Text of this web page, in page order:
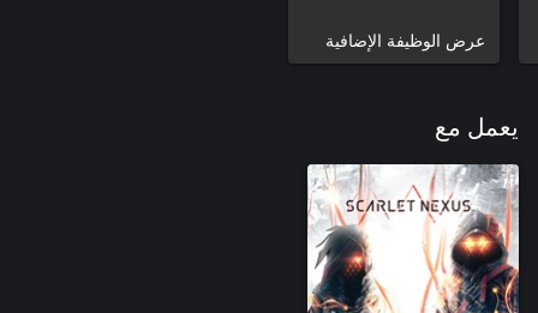
عرض الوظيفة الإضافية
يعمل مع